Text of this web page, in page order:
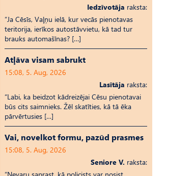
Iedzīvotāja raksta:
“Ja Cēsīs, Vaļņu ielā, kur vecās pienotavas
teritorija, ierīkos autostāvvietu, kā tad tur
brauks automašīnas? […]
Atļāva visam sabrukt
15:08, 5. Aug, 2026
Lasītāja raksta:
“Labi, ka beidzot kādreizējai Cēsu pienotavai
būs cits saimnieks. Žēl skatīties, kā tā ēka
pārvērtusies […]
Vai, novelkot formu, pazūd prasmes
15:08, 5. Aug, 2026
Seniore V. raksta: